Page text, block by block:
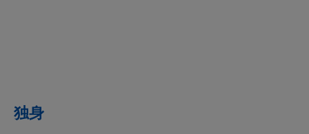
独身